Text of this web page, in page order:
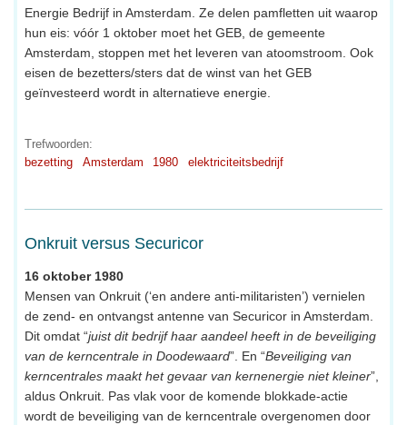
Energie Bedrijf in Amsterdam. Ze delen pamfletten uit waarop
hun eis: vóór 1 oktober moet het GEB, de gemeente
Amsterdam, stoppen met het leveren van atoomstroom. Ook
eisen de bezetters/sters dat de winst van het GEB
geïnvesteerd wordt in alternatieve energie.
Trefwoorden:
bezetting
Amsterdam 1980 elektriciteitsbedrijf
Onkruit versus Securicor
16 oktober 1980
Mensen van Onkruit (‘en andere anti-militaristen’) vernielen
de zend- en ontvangst antenne van Securicor in Amsterdam.
Dit omdat “juist dit bedrijf haar aandeel heeft in de beveiliging
van de kerncentrale in Doodewaard”. En “Beveiliging van
kerncentrales maakt het gevaar van kernenergie niet kleiner”,
aldus Onkruit. Pas vlak voor de komende blokkade-actie
wordt de beveiliging van de kerncentrale overgenomen door